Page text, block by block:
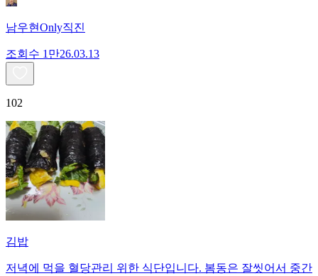
남우현Only직진
조회수 1만26.03.13
102
김밥
저녁에 먹을 혈당관리 위한 식단입니다. 봄동은 잘씻어서 중간